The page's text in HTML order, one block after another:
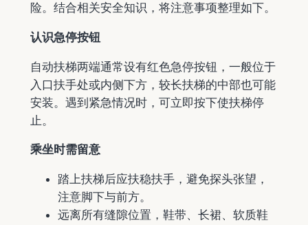
险。结合相关安全知识，将注意事项整理如下。
认识急停按钮
自动扶梯两端通常设有红色急停按钮，一般位于
入口扶手处或内侧下方，较长扶梯的中部也可能
安装。遇到紧急情况时，可立即按下使扶梯停
止。
乘坐时需留意
踏上扶梯后应扶稳扶手，避免探头张望，
注意脚下与前方。
远离所有缝隙位置，鞋带、长裙、软质鞋